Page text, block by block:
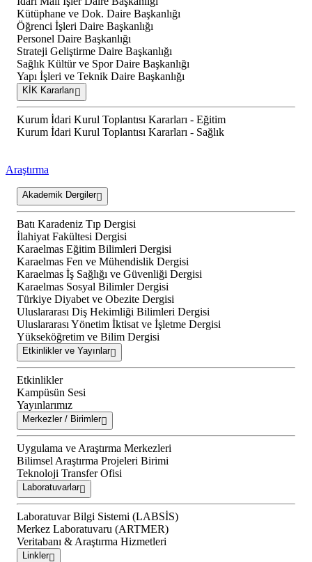
Kütüphane ve Dok. Daire Başkanlığı
Öğrenci İşleri Daire Başkanlığı
Personel Daire Başkanlığı
Strateji Geliştirme Daire Başkanlığı
Sağlık Kültür ve Spor Daire Başkanlığı
Yapı İşleri ve Teknik Daire Başkanlığı
KİK Kararları
Kurum İdari Kurul Toplantısı Kararları - Eğitim
Kurum İdari Kurul Toplantısı Kararları - Sağlık
Araştırma
Akademik Dergiler
Batı Karadeniz Tıp Dergisi
İlahiyat Fakültesi Dergisi
Karaelmas Eğitim Bilimleri Dergisi
Karaelmas Fen ve Mühendislik Dergisi
Karaelmas İş Sağlığı ve Güvenliği Dergisi
Karaelmas Sosyal Bilimler Dergisi
Türkiye Diyabet ve Obezite Dergisi
Uluslararası Diş Hekimliği Bilimleri Dergisi
Uluslararası Yönetim İktisat ve İşletme Dergisi
Yükseköğretim ve Bilim Dergisi
Etkinlikler ve Yayınlar
Etkinlikler
Kampüsün Sesi
Yayınlarımız
Merkezler / Birimler
Uygulama ve Araştırma Merkezleri
Bilimsel Araştırma Projeleri Birimi
Teknoloji Transfer Ofisi
Laboratuvarlar
Laboratuvar Bilgi Sistemi (LABSİS)
Merkez Laboratuvaru (ARTMER)
Veritabanı & Araştırma Hizmetleri
Linkler